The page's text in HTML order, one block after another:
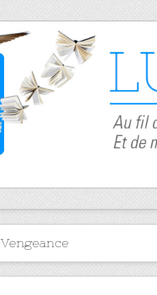
Vengeance